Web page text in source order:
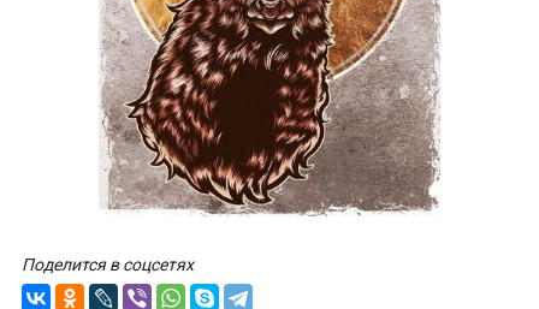
Поделится в соцсетях